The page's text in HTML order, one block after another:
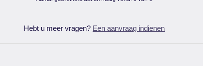
Hebt u meer vragen? Een aanvraag indienen